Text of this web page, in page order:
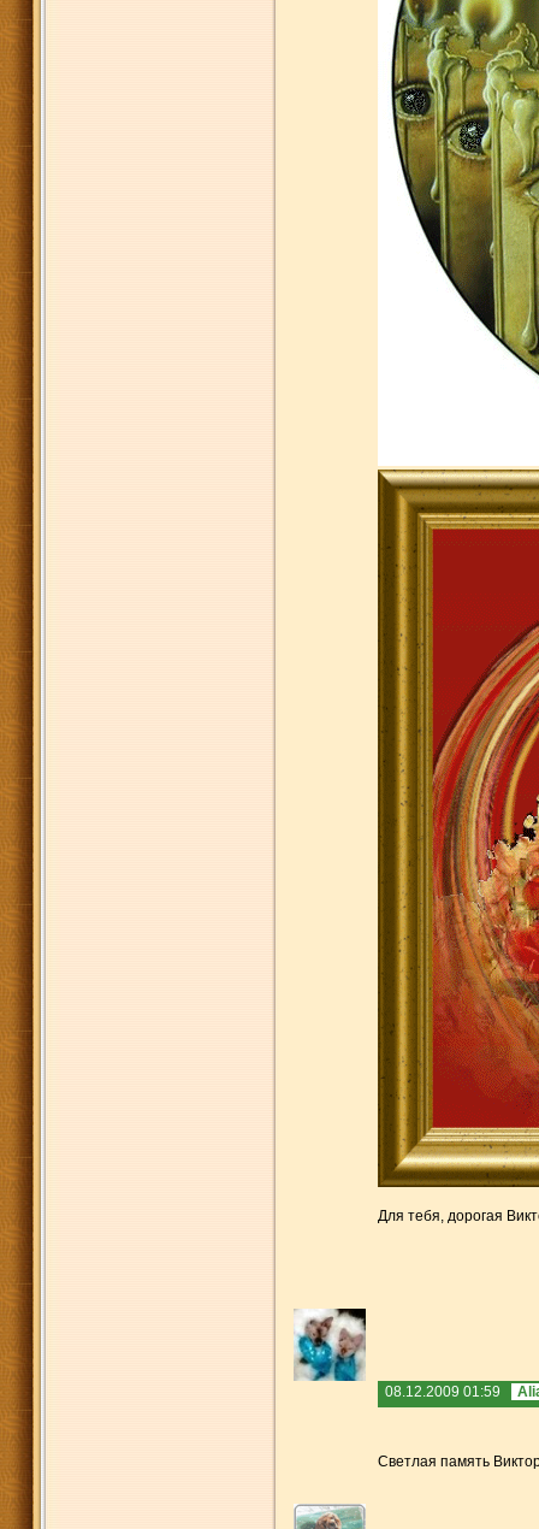
Для тебя, дорогая
08.12.2009 01:59
Светлая память